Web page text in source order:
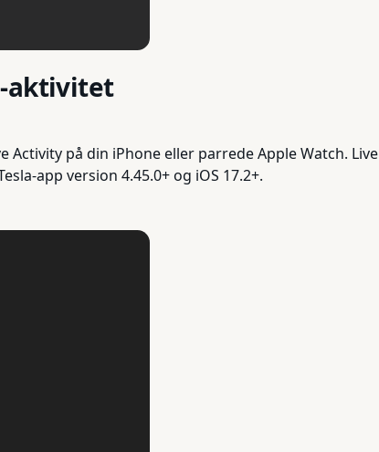
aktivitet
Activity på din iPhone eller parrede Apple Watch.
app version 4.45.0+ og iOS 17.2+.